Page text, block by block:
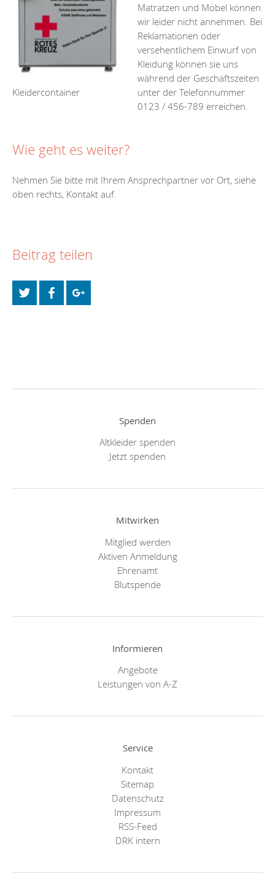
Kleidercontainer
Matratzen und Möbel können
wir leider nicht annehmen. Bei
Reklamationen oder
versehentlichem Einwurf von
Kleidung können sie uns
während der Geschäftszeiten
unter der Telefonnummer
0123 / 456-789 erreichen.
Wie geht es weiter?
Nehmen Sie bitte mit Ihrem Ansprechpartner vor Ort, siehe
oben rechts, Kontakt auf.
Beitrag teilen
Spenden
Altkleider spenden
Jetzt spenden
Mitwirken
Mitglied werden
Aktiven Anmeldung
Ehrenamt
Blutspende
Informieren
Angebote
Leistungen von A-Z
Service
Kontakt
Sitemap
Datenschutz
Impressum
RSS-Feed
DRK intern